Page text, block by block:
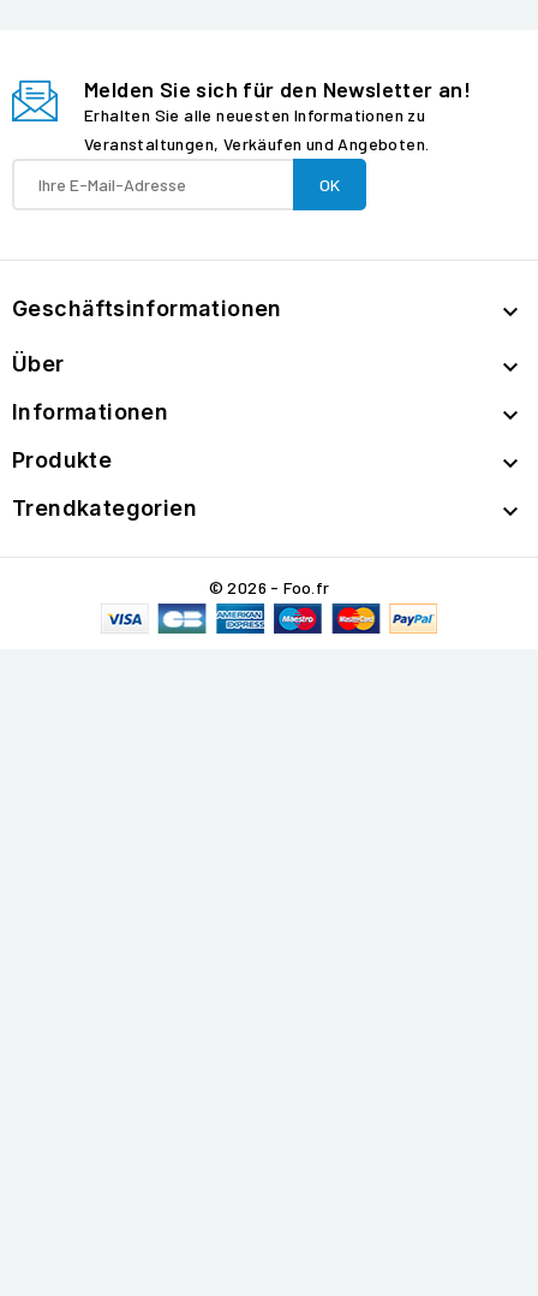
Melden Sie sich für den Newsletter an!
Erhalten Sie alle neuesten Informationen zu
Veranstaltungen, Verkäufen und Angeboten.
Geschäftsinformationen 
Über 
Informationen 
Produkte 
Trendkategorien 
© 2026 - Foo.fr